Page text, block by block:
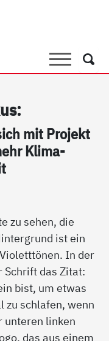
SucheSuche
mit Pro­jekt
Kli­ma­